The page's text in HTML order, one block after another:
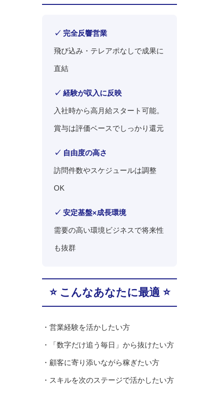
✓ 完全反響営業
飛び込み・テレアポなしで成果に
直結
✓ 経験が収入に反映
入社時から高月給スタート可能。
賞与は評価ベースでしっかり還元
✓ 自由度の高さ
訪問件数やスケジュールは調整
OK
✓ 安定基盤×成長環境
需要の高い環境ビジネスで将来性
も抜群
⭐ こんなあなたに最適 ⭐
・営業経験を活かしたい方
・「数字だけ追う毎日」から抜けたい方
・顧客に寄り添いながら稼ぎたい方
・スキルを次のステージで活かしたい方